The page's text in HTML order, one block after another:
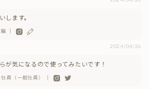
します。
｜
2024/04/26
が気になるので使ってみたいです！
員（一般社員） ｜